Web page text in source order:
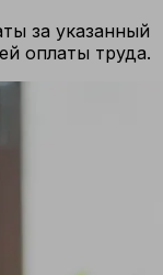
за указанный
оплаты труда.